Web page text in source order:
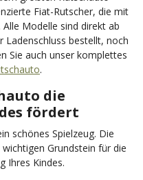
Fiat-Rutscher, die mit
Modelle sind direkt ab
Ladenschluss bestellt, noch
Sie auch unser komplettes
.
die
fördert
schönes Spielzeug. Die
Grundstein für die
Ihres Kindes.